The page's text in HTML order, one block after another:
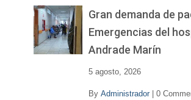
Gran demanda de
Emergencias del
Andrade Marín
5 agosto, 2026
By Administrador 0